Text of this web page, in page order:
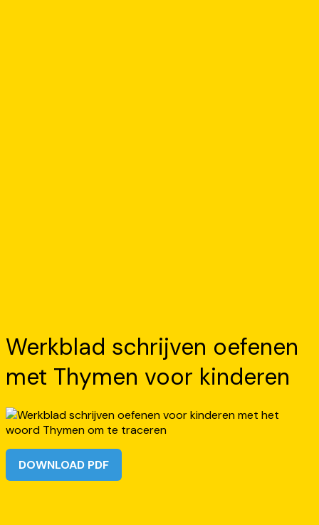
Werkblad schrijven oefenen
met Thymen voor kinderen
DOWNLOAD PDF